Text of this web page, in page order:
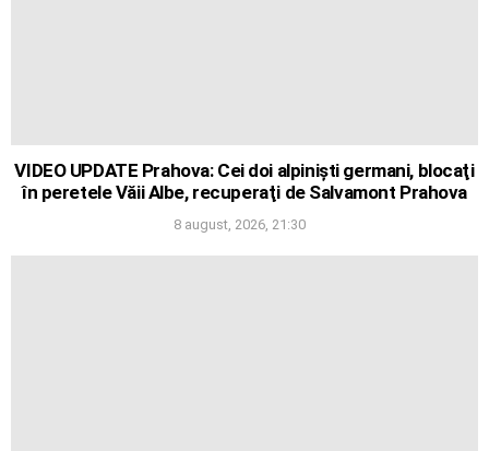
VIDEO UPDATE Prahova: Cei doi alpinişti germani, blocaţi
în peretele Văii Albe, recuperaţi de Salvamont Prahova
8 august, 2026, 21:30